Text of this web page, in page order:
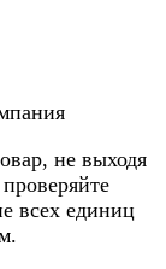
не выходя
всех единиц